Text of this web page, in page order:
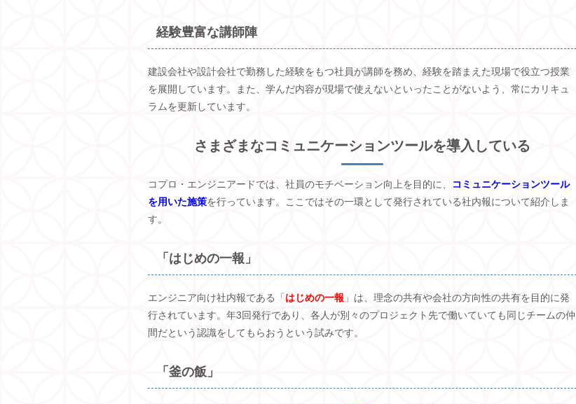
経験豊富な講師陣
建設会社や設計会社で勤務した経験をもつ社員が講師を務め、経験を踏まえた現場で役立つ授業
を展開しています。また、学んだ内容が現場で使えないといったことがないよう、常にカリキュ
ラムを更新しています。
さまざまなコミュニケーションツールを導入している
コプロ・エンジニアードでは、社員のモチベーション向上を目的に、
コミュニケーションツール
を用いた施策を行っています。ここではその一環として発行されている社内報について紹介しま
す。
「はじめの一報」
エンジニア向け社内報である「 はじめの一報 」は、理念の共有や会社の方向性の共有を目的に発
行されています。年3回発行であり、各人が別々のプロジェクト先で働いていても同じチームの仲
間だという認識をしてもらおうという試みです。
「釜の飯」